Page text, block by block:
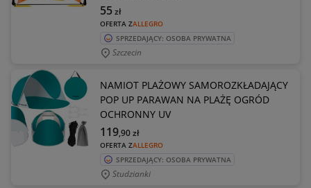
OFERTA ZALLEGRO
55zł
SPRZEDAJĄCY: OSOBA PRYWATNA
Szczecin
NAMIOT PLAŻOWY SAMOROZKŁADAJĄCY
POP UP PARAWAN NA PLAŻĘ OGRÓD
OCHRONNY UV
OFERTA ZALLEGRO
119,90zł
SPRZEDAJĄCY: OSOBA PRYWATNA
Studzianki